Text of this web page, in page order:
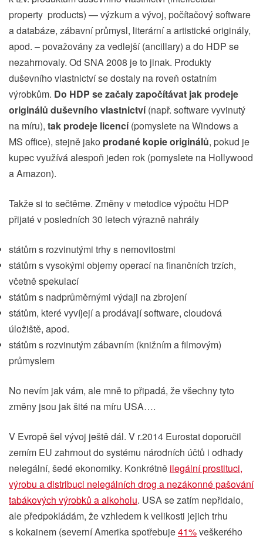
property products) — výzkum a vývoj, počítačový software
a databáze, zábavní průmysl, literární a artistické originály,
apod. – považovány za vedlejší (ancillary) a do HDP se
nezahrnovaly. Od SNA 2008 je to jinak. Produkty
duševního vlastnictví se dostaly na roveň ostatním
výrobkům. Do HDP se začaly započítávat jak prodeje
originálů duševního vlastnictví(např. software vyvinutý
na míru), tak prodeje licencí(pomyslete na Windows a
MS office), stejně jako prodané kopie originálů, pokud je
kupec využívá alespoň jeden rok (pomyslete na Hollywood
a Amazon).
Takže si to sečtěme. Změny v metodice výpočtu HDP
přijaté v posledních 30 letech výrazně nahrály
státům s rozvinutými trhy s nemovitostmi
státům s vysokými objemy operací na finančních trzích,
včetně spekulací
státům s nadprůměrnými výdaji na zbrojení
státům, které vyvíjejí a prodávají software, cloudová
úložiště, apod.
státům s rozvinutým zábavním (knižním a filmovým)
průmyslem
No nevím jak vám, ale mně to připadá, že všechny tyto
změny jsou jak šité na míru USA….
V Evropě šel vývoj ještě dál. V r.2014 Eurostat doporučil
zemím EU zahrnout do systému národních účtů i odhady
nelegální, šedé ekonomiky. Konkrétně ilegální prostituci,
výrobu a distribuci nelegálních drog a nezákonné pašování
tabákových výrobků a alkoholu. USA se zatím nepřidalo,
ale předpokládám, že vzhledem k velikosti jejich trhu
s kokainem (severní Amerika spotřebuje41%veškerého